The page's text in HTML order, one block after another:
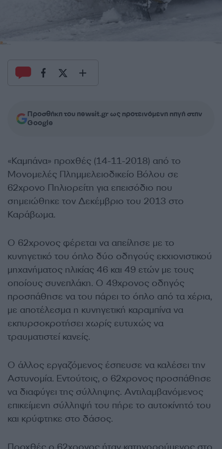
Προσθήκη του newsit.gr ως προτεινόμενη πηγή στην
Google
«Καμπάνα» προχθές (14-11-2018) από το
Μονομελές Πλημμελειοδικείο Βόλου σε
62χρονο Πηλιορείτη για επεισόδιο που
σημειώθηκε τον Δεκέμβριο του 2013 στο
Καράβωμα.
Ο 62χρονος φέρεται να απείλησε με το
κυνηγετικό του όπλο δύο οδηγούς εκχιονιστικού
μηχανήματος ηλικίας 46 και 49 ετών με τους
οποίους συνεπλάκη. Ο 49χρονος οδηγός
προσπάθησε να του πάρει το όπλο από τα χέρια,
με αποτέλεσμα η κυνηγετική καραμπίνα να
εκπυρσοκροτήσει χωρίς ευτυχώς να
τραυματιστεί κανείς.
Ο άλλος εργαζόμενος έσπευσε να καλέσει την
Αστυνομία. Εντούτοις, ο 62χρονος προσπάθησε
να διαφύγει της σύλληψης. Αντιλαμβανόμενος
επικείμενη σύλληψή του πήρε το αυτοκίνητό του
και κρύφτηκε στο δάσος.